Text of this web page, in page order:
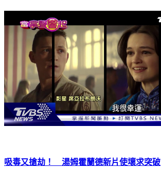
吸毒又搶劫！ 湯姆霍蘭德新片使壞求突破